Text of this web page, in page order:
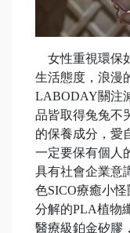
女性重視環保
生活態度，浪漫
LABODAY關注
品皆取得兔兔不
的保養成分，愛
一定要保有個人
具有社會企業意
色SICO療癒小
分解的PLA植物
醫療級鉑金矽膠